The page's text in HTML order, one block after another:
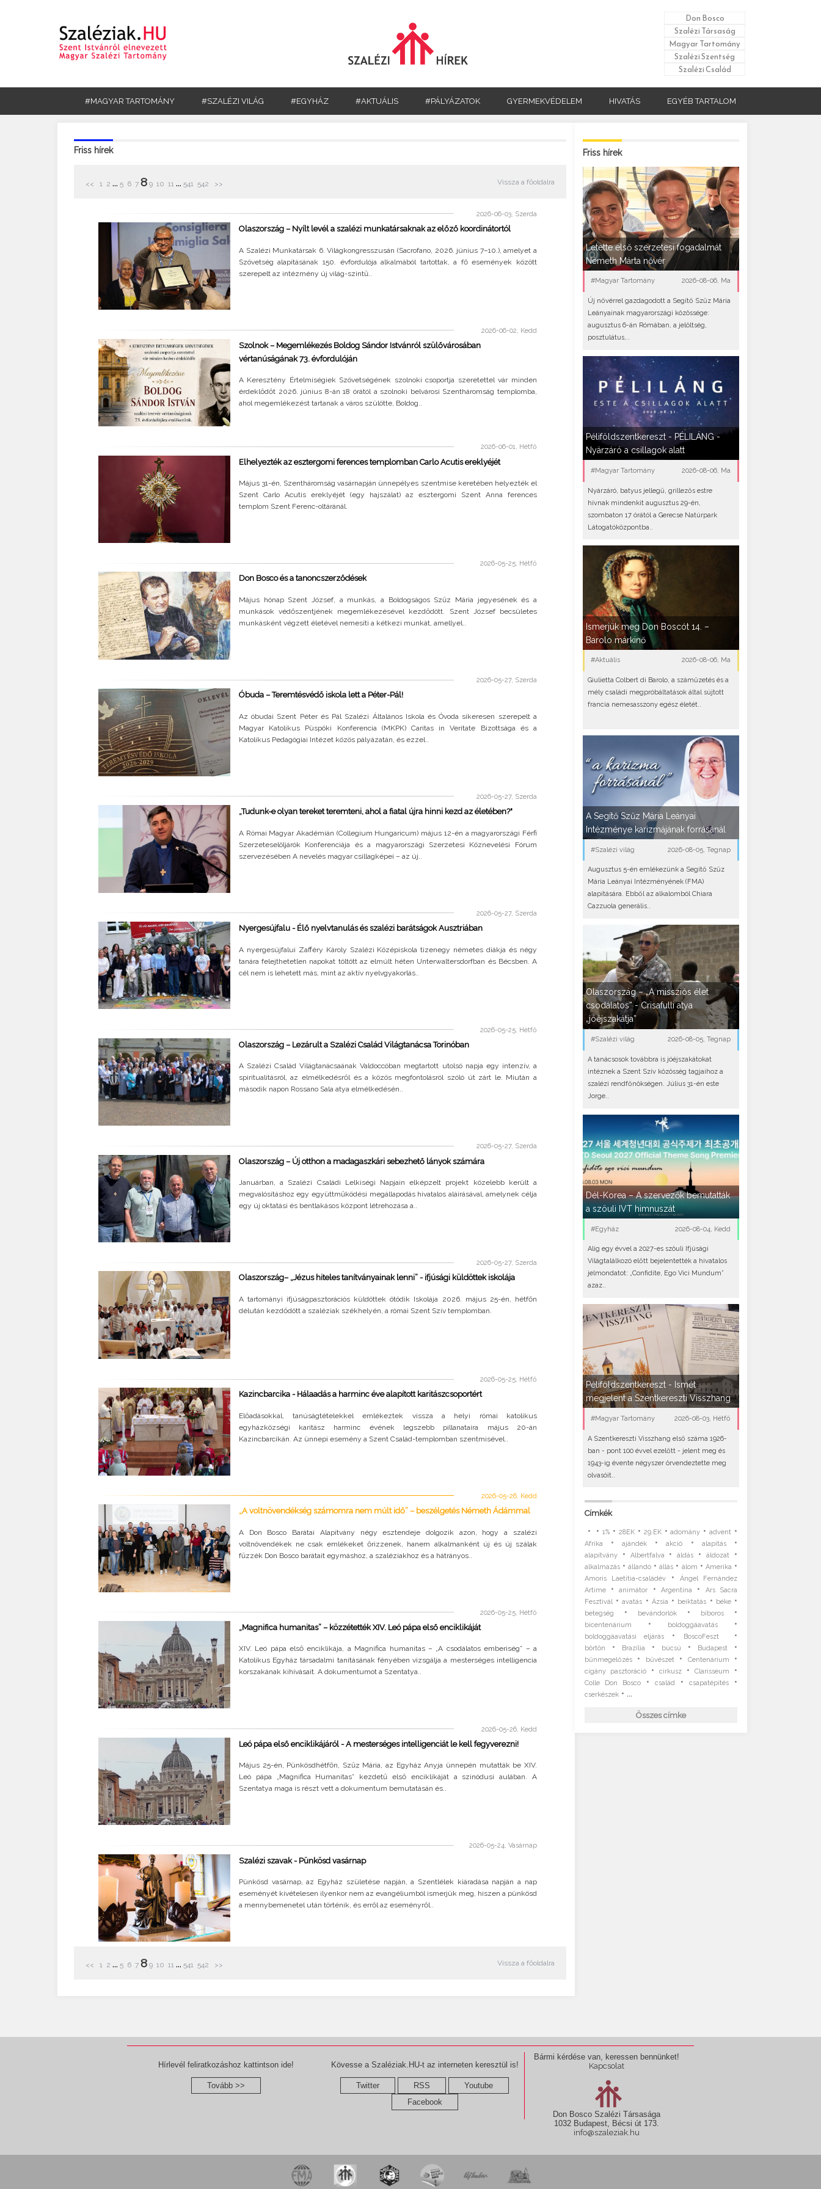
Don Bosco
Szalézi Társaság
Magyar Tartomány
Szalézi Szentség
Szalézi Család
#MAGYAR TARTOMÁNY #SZALÉZI VILÁG #EGYHÁZ #AKTUÁLIS #PÁLYÁZATOK GYERMEKVÉDELEM HIVATÁS EGYÉB TARTALOM
Friss hírek
Vissza a főoldalra
<< 1 2 ... 5 6 7 8 9 10 11 ... 541 542 >>
2026-06-03, Szerda
Olaszország – Nyílt levél a szalézi munkatársaknak az előző koordinátortól
A Szalézi Munkatársak 6. Világkongresszusán (Sacrofano, 2026. június 7–10.), amelyet a
Szövetség alapításának 150. évfordulója alkalmából tartottak, a fő események között
szerepelt az intézmény új világ-szintű..
2026-06-02, Kedd
Szolnok – Megemlékezés Boldog Sándor Istvánról szülővárosában
vértanúságának 73. évfordulóján
A Keresztény Értelmiségiek Szövetségének szolnoki csoportja szeretettel vár minden
érdeklődőt 2026. június 8-án 18 órától a szolnoki belvárosi Szentháromság templomba,
ahol megemlékezést tartanak a város szülötte, Boldog..
2026-06-01, Hétfő
Elhelyezték az esztergomi ferences templomban Carlo Acutis ereklyéjét
Május 31-én, Szentháromság vasárnapján ünnepélyes szentmise keretében helyezték el
Szent Carlo Acutis ereklyéjét (egy hajszálat) az esztergomi Szent Anna ferences
templom Szent Ferenc-oltáránál.
2026-05-25, Hétfő
Don Bosco és a tanoncszerződések
Május hónap Szent József, a munkás, a Boldogságos Szűz Mária jegyesének és a
munkások védőszentjének megemlékezésével kezdődött. Szent József becsületes
munkásként végzett életével nemesíti a kétkezi munkát, amellyel..
2026-05-27, Szerda
Óbuda – Teremtésvédő iskola lett a Péter-Pál!
Az óbudai Szent Péter és Pál Szalézi Általános Iskola és Óvoda sikeresen szerepelt a
Magyar Katolikus Püspöki Konferencia (MKPK) Caritas in Veritate Bizottsága és a
Katolikus Pedagógiai Intézet közös pályázatán, és ezzel..
2026-05-27, Szerda
„Tudunk-e olyan tereket teremteni, ahol a fiatal újra hinni kezd az életében?"
A Római Magyar Akadémián (Collegium Hungaricum) május 12-én a magyarországi Férfi
Szerzeteselöljárók Konferenciája és a magyarországi Szerzetesi Köznevelési Fórum
szervezésében A nevelés magyar csillagképei – az új..
2026-05-27, Szerda
Nyergesújfalu - Élő nyelvtanulás és szalézi barátságok Ausztriában
A nyergesújfalui Zafféry Károly Szalézi Középiskola tizenegy németes diákja és négy
tanára felejthetetlen napokat töltött az elmúlt héten Unterwaltersdorfban és Bécsben. A
cél nem is lehetett más, mint az aktív nyelvgyakorlás..
2026-05-25, Hétfő
Olaszország – Lezárult a Szalézi Család Világtanácsa Torinóban
A Szalézi Család Világtanácsaának Valdoccóban megtartott utolsó napja egy intenzív, a
spiritualitásról, az elmélkedésről és a közös megfontolásról szóló út zárt le. Miután a
második napon Rossano Sala atya elmélkedésén..
2026-05-27, Szerda
Olaszország – Új otthon a madagaszkári sebezhető lányok számára
Januárban, a Szalézi Családi Lelkiségi Napjain elképzelt projekt közelebb került a
megvalósításhoz egy együttműködési megállapodás hivatalos aláírásával, amelynek célja
egy új oktatási és bentlakásos központ létrehozása a..
2026-05-27, Szerda
Olaszország– „Jézus hiteles tanítványainak lenni” - ifjúsági küldöttek iskolája
A tartományi ifjúságpasztorációs küldöttek ötödik Iskolája 2026. május 25-én, hétfőn
délután kezdődött a szaléziak székhelyén, a római Szent Szív templomban.
2026-05-25, Hétfő
Kazincbarcika - Hálaadás a harminc éve alapított karitászcsoportért
Előadásokkal, tanúságtételekkel emlékeztek vissza a helyi római katolikus
egyházközségi karitász harminc évének legszebb pillanataira május 20-án
Kazincbarcikán. Az ünnepi esemény a Szent Család-templomban szentmisével..
2026-05-26, Kedd
„A voltnövendékség számomra nem múlt idő” – beszélgetés Németh Ádámmal
A Don Bosco Barátai Alapítvány négy esztendeje dolgozik azon, hogy a szalézi
voltnövendékek ne csak emlékeket őrizzenek, hanem alkalmanként új és új szálak
fűzzék Don Bosco barátait egymáshoz, a szaléziakhoz és a hátrányos..
2026-05-25, Hétfő
„Magnifica humanitas” – közzétették XIV. Leó pápa első enciklikáját
XIV. Leó pápa első enciklikája, a Magnifica humanitas – „A csodálatos emberiség” – a
Katolikus Egyház társadalmi tanításának fényében vizsgálja a mesterséges intelligencia
korszakának kihívásait. A dokumentumot a Szentatya..
2026-05-26, Kedd
Leó pápa első enciklikájáról - A mesterséges intelligenciát le kell fegyverezni!
Május 25-én, Pünkösdhétfőn, Szűz Mária, az Egyház Anyja ünnepén mutatták be XIV.
Leó pápa „Magnifica Humanitas” kezdetű első enciklikáját a szinódusi aulában. A
Szentatya maga is részt vett a dokumentum bemutatásán és..
2026-05-24, Vasárnap
Szalézi szavak - Pünkösd vasárnap
Pünkösd vasárnap, az Egyház születése napján, a Szentlélek kiáradása napján a nap
eseményét kivételesen ilyenkor nem az evangéliumból ismerjük meg, hiszen a pünkösd
a mennybemenetel után történik, és erről az eseményről..
Vissza a főoldalra
<< 1 2 ... 5 6 7 8 9 10 11 ... 541 542 >>
Friss hírek
Letette első szerzetesi fogadalmát
Németh Márta nővér
#Magyar Tartomány 2026-08-06, Ma
Új nővérrel gazdagodott a Segítő Szűz Mária
Leányainak magyarországi közössége:
augusztus 6-án Rómában, a jelöltség,
posztulátus,..
Péliföldszentkereszt - PÉLILÁNG -
Nyárzáró a csillagok alatt
#Magyar Tartomány 2026-08-06, Ma
Nyárzáró, batyus jellegű, grillezős estre
hívnak mindenkit augusztus 29-én,
szombaton 17 órától a Gerecse Natúrpark
Látogatóközpontba..
Ismerjük meg Don Boscót 14. –
Barolo márkinő
#Aktuális 2026-08-06, Ma
Giulietta Colbert di Barolo, a száműzetés és a
mély családi megpróbáltatások által sújtott
francia nemesasszony egész életét..
A Segítő Szűz Mária Leányai
Intézménye karizmájának forrásánál
#Szalézi világ 2026-08-05, Tegnap
Augusztus 5-én emlékezünk a Segítő Szűz
Mária Leányai Intézményének (FMA)
alapítására. Ebből az alkalomból Chiara
Cazzuola generális..
Olaszország – „A missziós élet
csodálatos” - Crisafulli atya
„jóéjszakátja”
#Szalézi világ 2026-08-05, Tegnap
A tanácsosok továbbra is jóéjszakátokat
intéznek a Szent Szív közösség tagjaihoz a
szalézi rendfőnökségen. Július 31-én este
Jorge..
Dél-Korea – A szervezők bemutatták
a szöuli IVT himnuszát
#Egyház 2026-08-04, Kedd
Alig egy évvel a 2027-es szöuli Ifjúsági
Világtalálkozó előtt bejelentették a hivatalos
jelmondatot: „Confidite, Ego Vici Mundum”
azaz..
Péliföldszentkereszt - Ismét
megjelent a Szentkereszti Visszhang
#Magyar Tartomány 2026-08-03, Hétfő
A Szentkereszti Visszhang első száma 1926-
ban - pont 100 évvel ezelőtt - jelent meg és
1943-ig évente négyszer örvendeztette meg
olvasóit..
Címkék
• •1% • 28EK• 29.EK•adomány •advent •
Afrika •ajándék •akció • alapítás•
alapítvány• Albertfalva •áldás •áldozat •
alkalmazás•állandó •állás • álom • Amerika •
Amoris Laetitia-családév•
Ángel Fernández
Artime•animátor •Argentína •
Ars Sacra
Fesztivál•avatás • Ázsia • beiktatás • béke•
betegség • bevándorlók• bíboros•
bicentenárium • boldoggáavatás•
boldoggáavatási eljárás • BoscoFeszt •
börtön • Brazília • búcsú • Budapest •
bűnmegelőzés• bűvészet• Centenárium •
cigány pasztoráció• cirkusz• Clarisseum •
Colle Don Bosco• család • csapatépítés •
cserkészek• ...
Összes címke
Hírlevél feliratkozáshoz kattintson ide!
Tovább >>
Kövesse a Szaléziak.HU-t az interneten keresztül is!
Twitter RSS
Youtube
Facebook
Bármi kérdése van, keressen bennünket!
Kapcsolat
Don Bosco Szalézi Társasága
1032 Budapest, Bécsi út 173.
info@szaleziak.hu